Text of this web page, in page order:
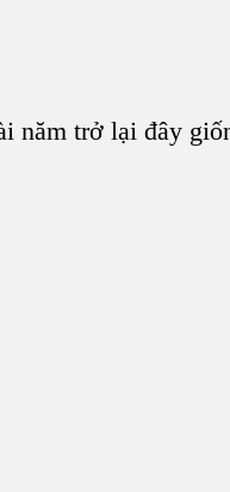
năm trở lại đây